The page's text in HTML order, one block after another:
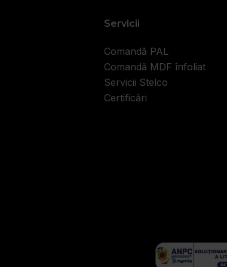
Servicii
Comandă PAL
Comandă MDF înfoliat
Servicii Stelco
Certificări